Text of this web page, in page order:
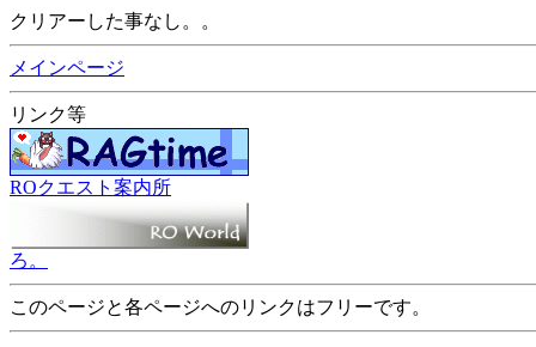
クリアーした事なし。。
メインページ
リンク等
ROクエスト案内所
ろ。
このページと各ページへのリンクはフリーです。